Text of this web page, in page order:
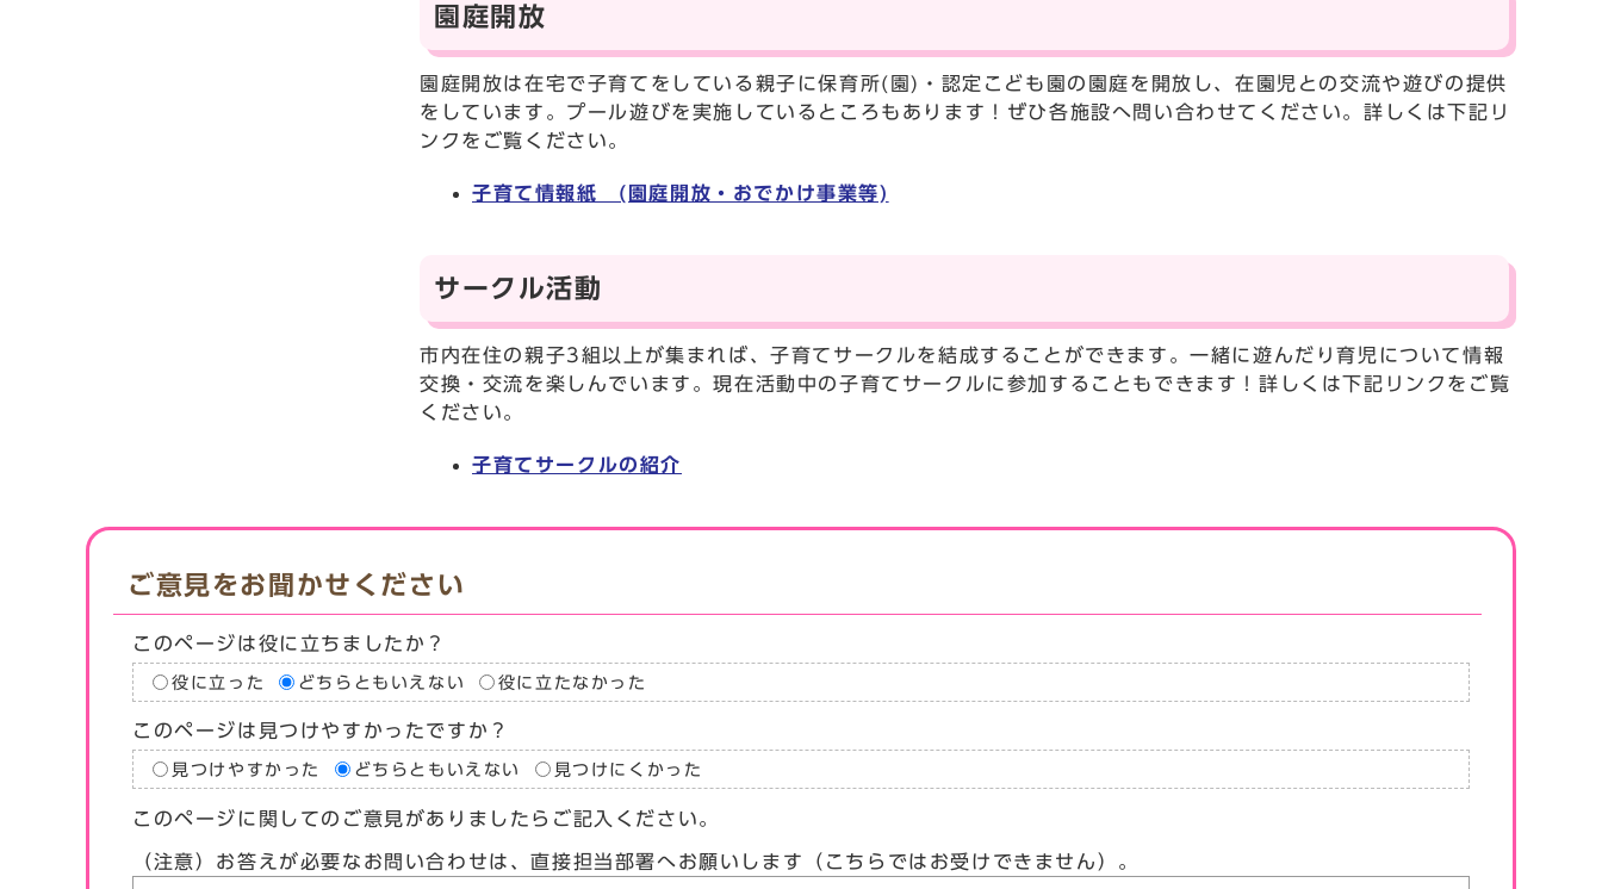
園庭開放
園庭開放は在宅で子育てをしている親子に保育所(園)・認定こども園の園庭を開放し、在園児との交流や遊びの提供
をしています。プール遊びを実施しているところもあります！ぜひ各施設へ問い合わせてください。詳しくは下記リ
ンクをご覧ください。
子育て情報紙 (園庭開放・おでかけ事業等)
サークル活動
市内在住の親子3組以上が集まれば、子育てサークルを結成することができます。一緒に遊んだり育児について情報
交換・交流を楽しんでいます。現在活動中の子育てサークルに参加することもできます！詳しくは下記リンクをご覧
ください。
子育てサークルの紹介
ご意見をお聞かせください
このページは役に立ちましたか？
役に立った どちらともいえない 役に立たなかった
このページは見つけやすかったですか？
見つけやすかった どちらともいえない 見つけにくかった
このページに関してのご意見がありましたらご記入ください。
（注意）お答えが必要なお問い合わせは、直接担当部署へお願いします（こちらではお受けできません）。